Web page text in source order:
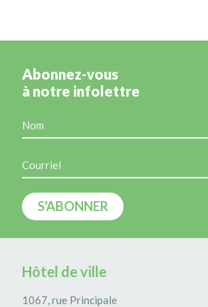
Abonnez-vous
à notre infolettre
Hôtel de ville
1067, rue Principale